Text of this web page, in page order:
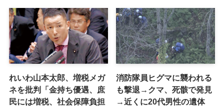
れいわ山本太郎、増税メガ
ネを批判「金持ち優遇、庶
民には増税、社会保障負担
消防隊員ヒグマに襲われる
も撃退→クマ、死骸で発見
→近くに20代男性の遺体